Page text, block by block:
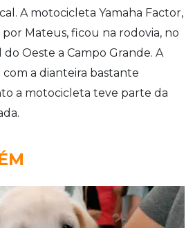
A motocicleta Yamaha Factor,
Mateus, ficou na rodovia, no
Oeste a Campo Grande. A
a dianteira bastante
a motocicleta teve parte da